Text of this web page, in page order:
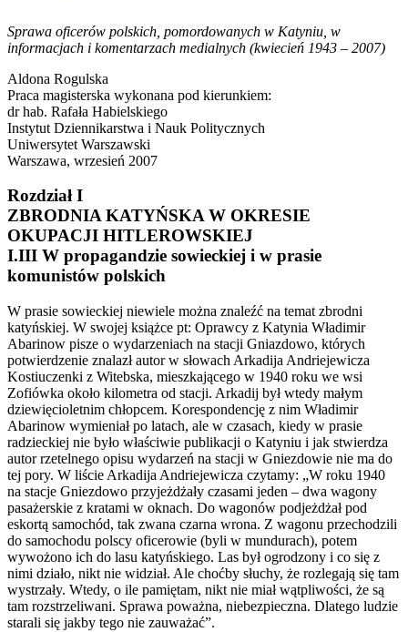
Sprawa oficerów polskich, pomordowanych w Katyniu, w
informacjach i komentarzach medialnych (kwiecień 1943 – 2007)
Aldona Rogulska
Praca magisterska wykonana pod kierunkiem:
dr hab. Rafała Habielskiego
Instytut Dziennikarstwa i Nauk Politycznych
Uniwersytet Warszawski
Warszawa, wrzesień 2007
Rozdział I
ZBRODNIA KATYŃSKA W OKRESIE
OKUPACJI HITLEROWSKIEJ
I.III W propagandzie sowieckiej i w prasie
komunistów polskich
W prasie sowieckiej niewiele można znaleźć na temat zbrodni
katyńskiej. W swojej książce pt: Oprawcy z Katynia Władimir
Abarinow pisze o wydarzeniach na stacji Gniazdowo, których
potwierdzenie znalazł autor w słowach Arkadija Andriejewicza
Kostiuczenki z Witebska, mieszkającego w 1940 roku we wsi
Zofiówka około kilometra od stacji. Arkadij był wtedy małym
dziewięcioletnim chłopcem. Korespondencję z nim Władimir
Abarinow wymieniał po latach, ale w czasach, kiedy w prasie
radzieckiej nie było właściwie publikacji o Katyniu i jak stwierdza
autor rzetelnego opisu wydarzeń na stacji w Gniezdowie nie ma do
tej pory. W liście Arkadija Andriejewicza czytamy: „W roku 1940
na stacje Gniezdowo przyjeżdżały czasami jeden – dwa wagony
pasażerskie z kratami w oknach. Do wagonów podjeżdżał pod
eskortą samochód, tak zwana czarna wrona. Z wagonu przechodzili
do samochodu polscy oficerowie (byli w mundurach), potem
wywożono ich do lasu katyńskiego. Las był ogrodzony i co się z
nimi działo, nikt nie widział. Ale choćby słuchy, że rozlegają się tam
wystrzały. Wtedy, o ile pamiętam, nikt nie miał wątpliwości, że są
tam rozstrzeliwani. Sprawa poważna, niebezpieczna. Dlatego ludzie
starali się jakby tego nie zauważać”.